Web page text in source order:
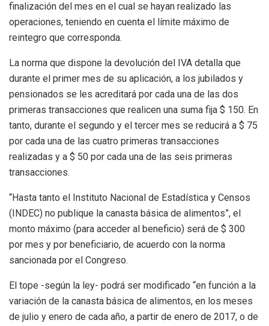
finalización del mes en el cual se hayan realizado las
operaciones, teniendo en cuenta el límite máximo de
reintegro que corresponda.
La norma que dispone la devolución del IVA detalla que
durante el primer mes de su aplicación, a los jubilados y
pensionados se les acreditará por cada una de las dos
primeras transacciones que realicen una suma fija $ 150. En
tanto, durante el segundo y el tercer mes se reducirá a $ 75
por cada una de las cuatro primeras transacciones
realizadas y a $ 50 por cada una de las seis primeras
transacciones.
“Hasta tanto el Instituto Nacional de Estadística y Censos
(INDEC) no publique la canasta básica de alimentos”, el
monto máximo (para acceder al beneficio) será de $ 300
por mes y por beneficiario, de acuerdo con la norma
sancionada por el Congreso.
El tope -según la ley- podrá ser modificado “en función a la
variación de la canasta básica de alimentos, en los meses
de julio y enero de cada año, a partir de enero de 2017, o de